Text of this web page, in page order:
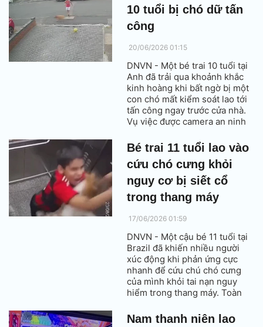
10 tuổi bị chó dữ tấn
công
20/06/2026 01:15
DNVN - Một bé trai 10 tuổi tại
Anh đã trải qua khoảnh khắc
kinh hoàng khi bất ngờ bị một
con chó mất kiểm soát lao tới
tấn công ngay trước cửa nhà.
Vụ việc được camera an ninh
không khỏi bàng hoàng.
Bé trai 11 tuổi lao vào
cứu chó cưng khỏi
nguy cơ bị siết cổ
trong thang máy
17/06/2026 01:59
DNVN - Một cậu bé 11 tuổi tại
Brazil đã khiến nhiều người
xúc động khi phản ứng cực
nhanh để cứu chú chó cưng
của mình khỏi tai nạn nguy
hiểm trong thang máy. Toàn
sát ghi lại, cho thấy tình huống
Nam thanh niên lao